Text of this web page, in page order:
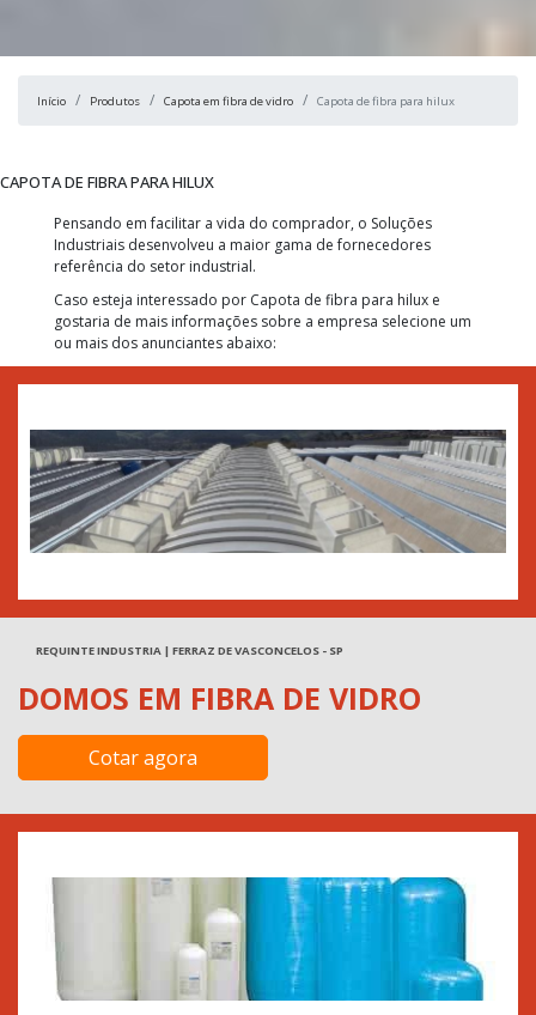
Início Produtos Capota em fibra de vidro Capota de fibra para hilux
CAPOTA DE FIBRA PARA HILUX
Pensando em facilitar a vida do comprador, o Soluções
Industriais desenvolveu a maior gama de fornecedores
referência do setor industrial.
Caso esteja interessado por Capota de fibra para hilux e
gostaria de mais informações sobre a empresa selecione um
ou mais dos anunciantes abaixo:
REQUINTE INDUSTRIA | FERRAZ DE VASCONCELOS - SP
DOMOS EM FIBRA DE VIDRO
Cotar agora